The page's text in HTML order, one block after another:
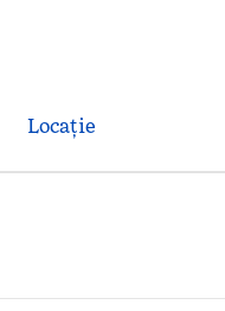
Locaţie